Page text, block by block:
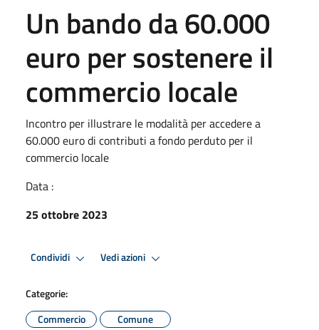
Un bando da 60.000
euro per sostenere il
commercio locale
Incontro per illustrare le modalità per accedere a
60.000 euro di contributi a fondo perduto per il
commercio locale
Data :
25 ottobre 2023
Condividi Vedi azioni
Categorie:
Commercio
Comune